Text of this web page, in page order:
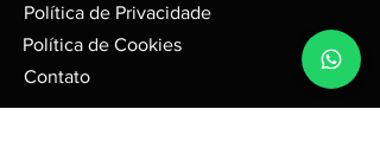
performance do jogo.
Caixas e Embalagens:
Podem possuir pequenas avarias,
Política de Privacidade
Política de Cookies
Contato